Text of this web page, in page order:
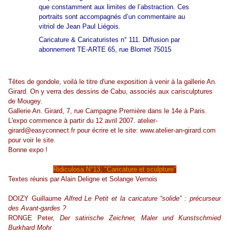
que constamment aux limites de l’abstraction. Ces
portraits sont accompagnés d’un commentaire au
vitriol de Jean Paul Liégois.
Caricature & Caricaturistes n° 111. Diffusion par
abonnement TE-ARTE 65, rue Blomet 75015
Têtes de gondole, voilà le titre d'une exposition à venir à la gallerie An.
Girard. On y verra des dessins de Cabu, associés aux carisculptures
de Mougey.
Gallerie An. Girard, 7, rue Campagne Première dans le 14e à Paris.
L'expo commence à partir du 12 avril 2007. atelier-
girard@easyconnect.fr pour écrire et le site: www.atelier-an-girard.com
pour voir le site.
Bonne expo !
Ridiculosa N°13, "Caricature et sculpture"
Textes réunis par Alain Deligne et Solange Vernois
DOIZY GuillaumeAlfred Le Petit et la caricature “solide” : précurseur
des Avant-gardes ?
RONGE Peter, Der satirische Zeichner, Maler und Kunstschmied
Burkhard Mohr